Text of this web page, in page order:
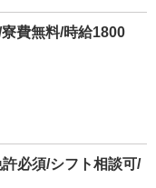
費無料/時給1800
必須/シフト相談可/